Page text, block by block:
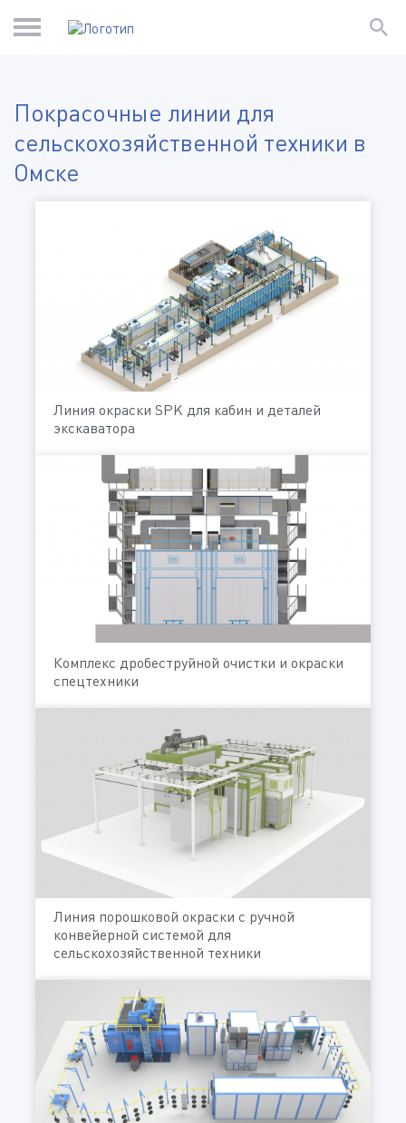
Покрасочные линии для
сельскохозяйственной техники в
Омске
Линия окраски SPK для кабин и деталей
экскаватора
Комплекс дробеструйной очистки и окраски
спецтехники
Линия порошковой окраски с ручной
конвейерной системой для
сельскохозяйственной техники